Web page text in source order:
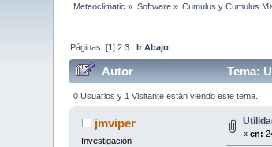
Meteoclimatic » Software» Cumulus y Cumulus
Páginas: [1]2 3 Ir Abajo
Autor Tema:
0 Usuarios y 1 Visitante están viendo este tema.
jmviper
Investigación
«en: